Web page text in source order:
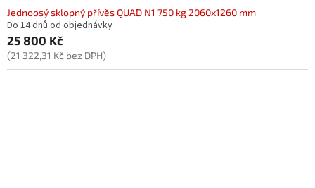
Jednoosý sklopný přívěs QUAD N1 750 kg 2060x1260 mm
Do 14 dnů od objednávky
25 800 Kč
(21 322,31 Kč bez DPH)